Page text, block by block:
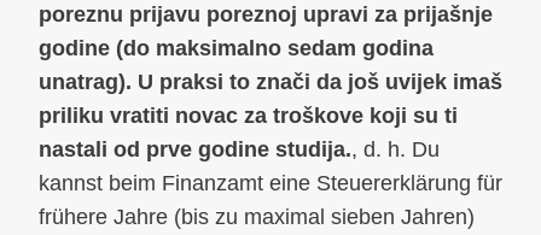
poreznu prijavu poreznoj upravi za prijašnje
godine (do maksimalno sedam godina
unatrag). U praksi to znači da još uvijek imaš
priliku vratiti novac za troškove koji su ti
nastali od prve godine studija., d. h. Du
kannst beim Finanzamt eine Steuererklärung für
frühere Jahre (bis zu maximal sieben Jahren)